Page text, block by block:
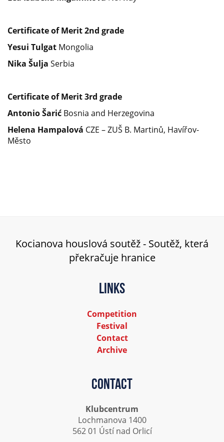
Certificate of Merit 2nd grade
Yesui Tulgat Mongolia
Nika Šulja Serbia
Certificate of Merit 3rd grade
Antonio Šarić Bosnia and Herzegovina
Helena Hampalová CZE – ZUŠ B. Martinů, Havířov-
Město
Kocianova houslová soutěž - Soutěž, která
překračuje hranice
Links
Competition
Festival
Contact
Archive
Contact
Klubcentrum
Lochmanova 1400
562 01 Ústí nad Orlicí